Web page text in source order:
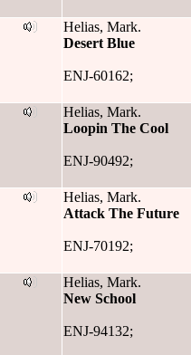
Helias, Mark.
Desert Blue
ENJ-60162;
Helias, Mark.
Loopin The Cool
ENJ-90492;
Helias, Mark.
Attack The Future
ENJ-70192;
Helias, Mark.
New School
ENJ-94132;